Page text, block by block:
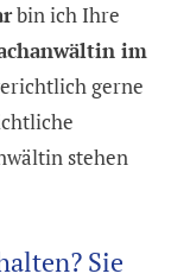
bin ich Ihre
im
gerne
stehen
Sie